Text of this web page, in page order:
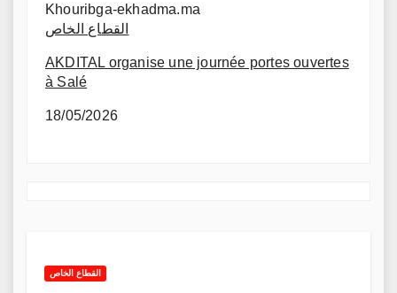
القطاع الخاص
AKDITAL organise une journée portes ouvertes
à Salé
18/05/2026
القطاع الخاص